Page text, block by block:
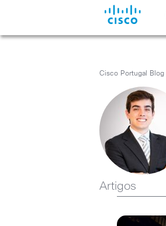
Cisco Portugal Blog
Artigos